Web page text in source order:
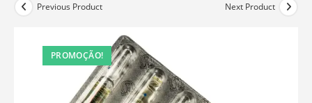
PROMOÇÃO!
Previous Product Next Product